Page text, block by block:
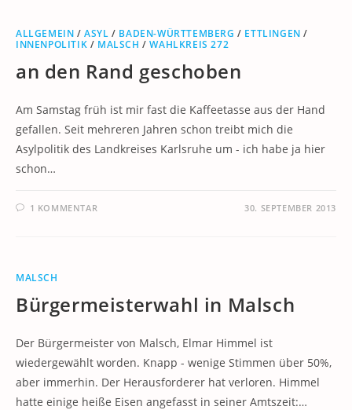
ALLGEMEIN /ASYL / BADEN-WÜRTTEMBERG / ETTLINGEN /
INNENPOLITIK / MALSCH /WAHLKREIS 272
an den Rand geschoben
Am Samstag früh ist mir fast die Kaffeetasse aus der Hand
gefallen. Seit mehreren Jahren schon treibt mich die
Asylpolitik des Landkreises Karlsruhe um - ich habe ja hier
schon…
1 KOMMENTAR 30. SEPTEMBER 2013
MALSCH
Bürgermeisterwahl in Malsch
Der Bürgermeister von Malsch, Elmar Himmel ist
wiedergewählt worden. Knapp - wenige Stimmen über 50%,
aber immerhin. Der Herausforderer hat verloren. Himmel
hatte einige heiße Eisen angefasst in seiner Amtszeit:…